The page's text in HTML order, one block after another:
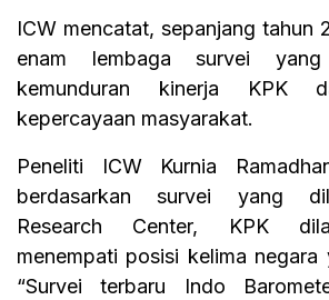
ICW mencatat, sepanjang tahun
enam lembaga survei yang
kemunduran kinerja KPK
kepercayaan masyarakat.
Peneliti ICW Kurnia
berdasarkan survei yang
Research Center, KPK
menempati posisi kelima negara
“Survei terbaru Indo